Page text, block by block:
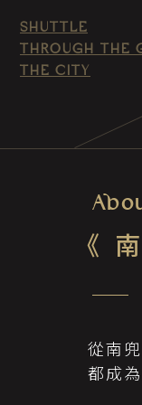
SHUTTLE
THROUGH THE
THE CITY
《
從南
都成